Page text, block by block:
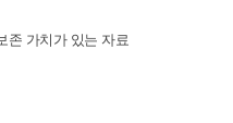
존 가치가 있는 자료